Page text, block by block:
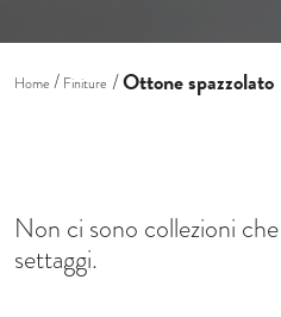
Home Finiture Ottone spazzolato
Non ci sono collezioni
settaggi.